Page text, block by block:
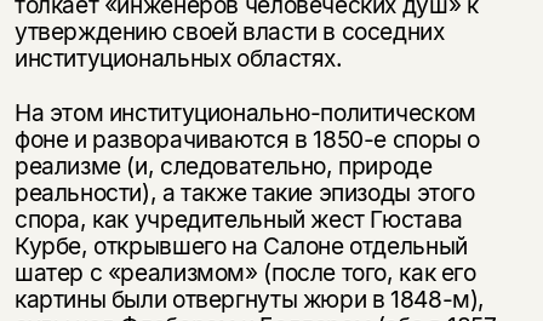
утверждению своей власти в соседних
институциональных областях.
На этом институционально-политическом
фоне и разворачиваются в 1850-е споры о
реализме (и, следовательно, природе
реальности), а также такие эпизоды этого
спора, как учредительный жест Гюстава
Курбе, открывшего на Салоне отдельный
шатер с «реализмом» (после того, как его
картины были отвергнуты жюри в 1848-м),